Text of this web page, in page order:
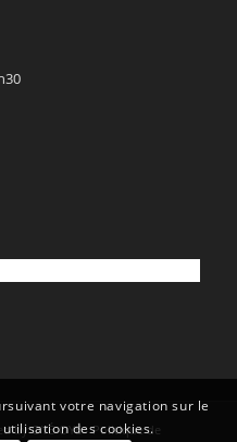
byOYÉ-OYÉ-Politique de
votre navigation sur le
des cookies.